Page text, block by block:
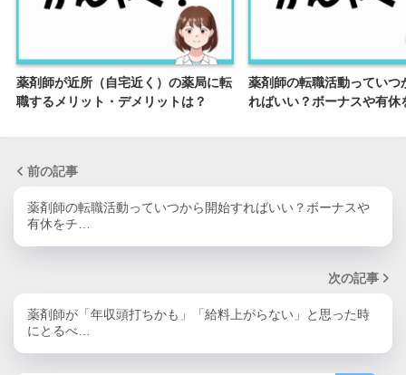
薬剤師が近所（自宅近く）の薬局に転
職するメリット・デメリットは？
薬剤師の転職活動っていつ
ればいい？ボーナスや有休
前の記事
薬剤師の転職活動っていつから開始すればいい？ボーナスや
有休をチ…
次の記事
薬剤師が「年収頭打ちかも」「給料上がらない」と思った時
にとるべ…